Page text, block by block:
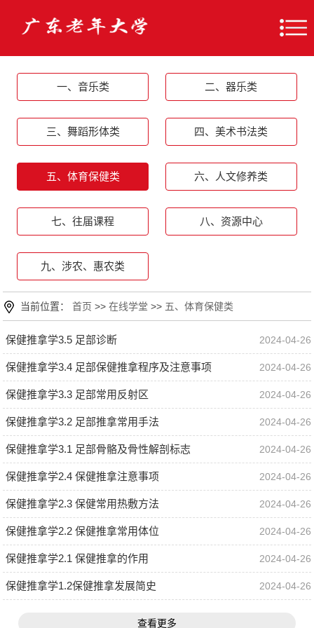
一、音乐类 二、器乐类
三、舞蹈形体类 四、美术书法类
五、体育保健类 六、人文修养类
七、往届课程 八、资源中心
九、涉农、惠农类
当前位置：首页 >>在线学堂 >> 五、体育保健类
2024-04-26
保健推拿学3.5 足部诊断
2024-04-26
保健推拿学3.4 足部保健推拿程序及注意事项
2024-04-26
保健推拿学3.3 足部常用反射区
2024-04-26
保健推拿学3.2 足部推拿常用手法
2024-04-26
保健推拿学3.1 足部骨骼及骨性解剖标志
2024-04-26
保健推拿学2.4 保健推拿注意事项
2024-04-26
保健推拿学2.3 保健常用热敷方法
2024-04-26
保健推拿学2.2 保健推拿常用体位
2024-04-26
保健推拿学2.1 保健推拿的作用
2024-04-26
保健推拿学1.2保健推拿发展简史
查看更多